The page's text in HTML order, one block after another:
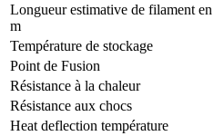
Longueur estimative de filament en
m
Température de stockage
Point de Fusion
Résistance à la chaleur
Résistance aux chocs
Heat deflection température